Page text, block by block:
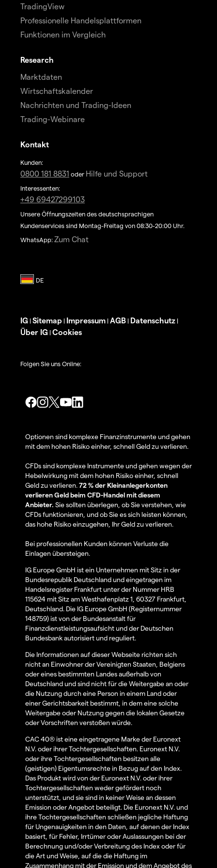
TradingView
Professionelle Handelsplattformen
Funktionen im Vergleich
Research
Marktdaten
Wirtschaftskalender
Nachrichten und Trading-Ideen
Trading-Webinare
Kontakt
Kunden:
0800 181 8831 oder Hilfe und Support
Interessenten:
+49 69427299103
Unsere Öffnungszeiten des deutschsprachigen
Kundenservices sind Montag-Freitag von 08:30-20:00 Uhr.
WhatsApp: Zum Chat
IG | Sitemap | Impressum | AGB | Datenschutz |
Über IG | Cookies
Folgen Sie uns Online:
Optionen sind komplexe Finanzinstrumente und gehen
mit dem hohen Risiko einher, schnell Geld zu verlieren.
CFDs sind komplexe Instrumente und gehen wegen der
Hebelwirkung mit dem hohen Risiko einher, schnell
Geld zu verlieren.72 % der Kleinanlegerkonten
verlieren Geld beim CFD-Handel mit diesem
Anbieter. Sie sollten überlegen, ob Sie verstehen, wie
CFDs funktionieren, und ob Sie es sich leisten können,
das hohe Risiko einzugehen, Ihr Geld zu verlieren.
Bei professionellen Kunden können Verluste die
Einlagen übersteigen.
IG Europe GmbH ist ein Unternehmen mit Sitz in der
Bundesrepublik Deutschland und eingetragen im
Handelsregister Frankfurt unter der Nummer HRB
115624 mit Sitz am Westhafenplatz 1, 60327 Frankfurt,
Deutschland. Die IG Europe GmbH (Registernummer
148759) ist von der Bundesanstalt für
Finanzdienstleistungsaufsicht und der Deutschen
Bundesbank autorisiert und reguliert.
Die Informationen auf dieser Webseite richten sich
nicht an Einwohner der Vereinigten Staaten, Belgiens
oder eines bestimmten Landes außerhalb von
Deutschland und sind nicht für die Weitergabe an oder
die Nutzung durch eine Person in einem Land oder
einer Gerichtsbarkeit bestimmt, in dem eine solche
Weitergabe oder Nutzung gegen die lokalen Gesetze
oder Vorschriften verstoßen würde.
CAC 40® ist eine eingetragene Marke der Euronext
N.V. oder ihrer Tochtergesellschaften. Euronext N.V.
oder ihre Tochtergesellschaften besitzen alle
(geistigen) Eigentumsrechte in Bezug auf den Index.
Das Produkt wird von der Euronext N.V. oder ihrer
Tochtergesellschaften weder gefördert noch
unterstützt, und sie sind in keiner Weise an dessen
Emission oder Angebot beteiligt. Die Euronext N.V. und
ihre Tochtergesellschaften schließen jegliche Haftung
für Ungenauigkeiten in den Daten, auf denen der Index
basiert, für Fehler, Irrtümer oder Auslassungen bei der
Berechnung und/oder Verbreitung des Index oder für
die Art und Weise, auf die die Haftung im
Zusammenhang mit der Emission und dem Angebot des